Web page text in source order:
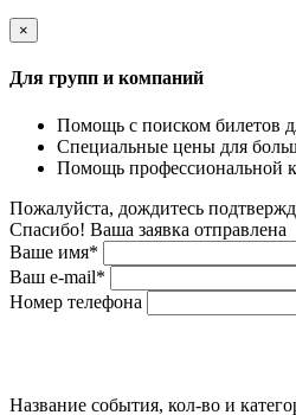
×
Для групп и компаний
Помощь с поиском билетов
Специальные цены для
Помощь профессиональной
Пожалуйста, дождитесь
Спасибо! Ваша заявка отправлена
Ваше имя*
Ваш e-mail*
Номер телефона
Название события, кол-во и